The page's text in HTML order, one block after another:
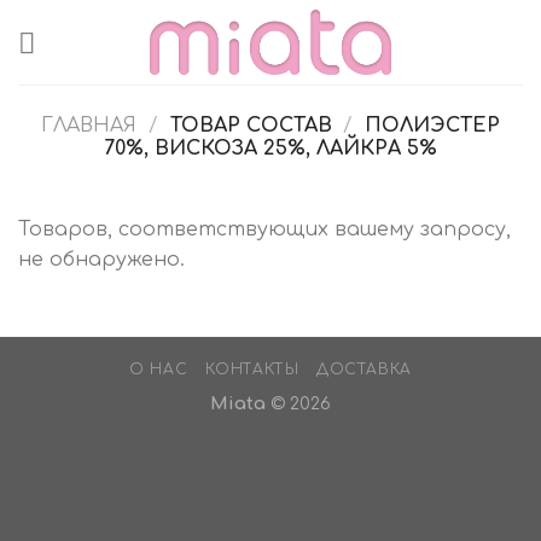
ГЛАВНАЯ / ТОВАР СОСТАВ /
ПОЛИЭСТЕР
70%, ВИСКОЗА 25%, ЛАЙКРА 5%
Товаров, соответствующих вашему запросу,
не обнаружено.
О НАС КОНТАКТЫ ДОСТАВКА
Miata © 2026